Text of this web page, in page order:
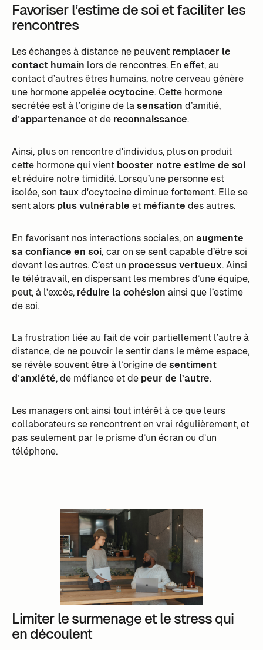
Favoriser l’estime de soi et faciliter les
rencontres
Les échanges à distance ne peuvent remplacer le
contact humain lors de rencontres. En effet, au
contact d’autres êtres humains, notre cerveau génère
une hormone appeléeocytocine. Cette hormone
secrétée est à l’origine de lasensation d’amitié,
d’appartenance et de reconnaissance.
Ainsi, plus on rencontre d'individus, plus on produit
cette hormone qui vient booster notre estime de soi
et réduire notre timidité. Lorsqu’une personne est
isolée, son taux d'ocytocine diminue fortement. Elle se
sent alors plus vulnérable et méfiante des autres.
En favorisant nos interactions sociales, on augmente
sa confiance en soi, car on se sent capable d’être soi
devant les autres. C’est un processus vertueux. Ainsi
le télétravail, en dispersant les membres d’une équipe,
peut, à l’excès, réduire la cohésion ainsi que l’estime
de soi.
La frustration liée au fait de voir partiellement l’autre à
distance, de ne pouvoir le sentir dans le même espace,
se révèle souvent être à l’origine desentiment
d’anxiété, de méfiance et de peur de l’autre.
Les managers ont ainsi tout intérêt à ce que leurs
collaborateurs se rencontrent en vrai régulièrement, et
pas seulement par le prisme d’un écran ou d’un
téléphone.
Limiter le surmenage et le stress qui
en découlent